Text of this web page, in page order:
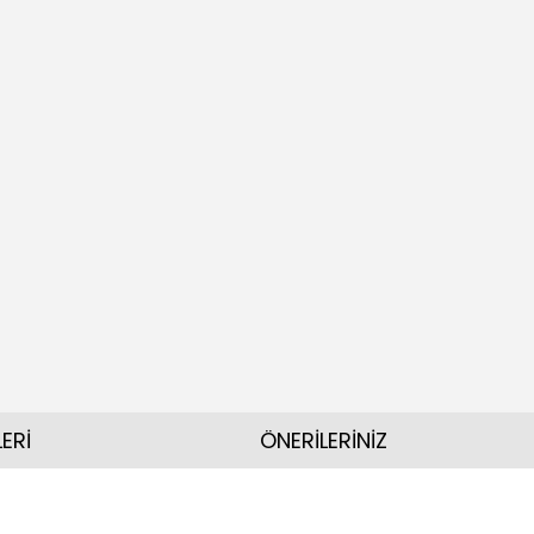
ÖNERİLERİNİZ